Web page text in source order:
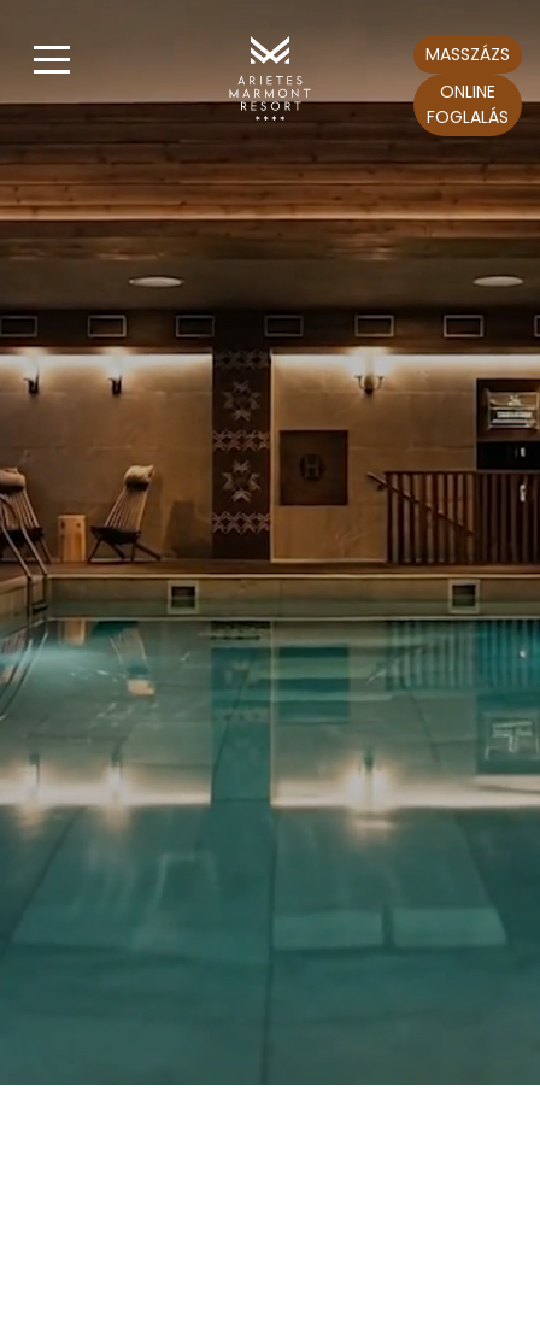
MASSZÁZS
ONLINE
FOGLALÁS